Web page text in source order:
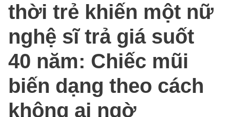
thời trẻ khiến một nữ
nghệ sĩ trả giá suốt
40 năm: Chiếc mũi
biến dạng theo cách
không ai ngờ